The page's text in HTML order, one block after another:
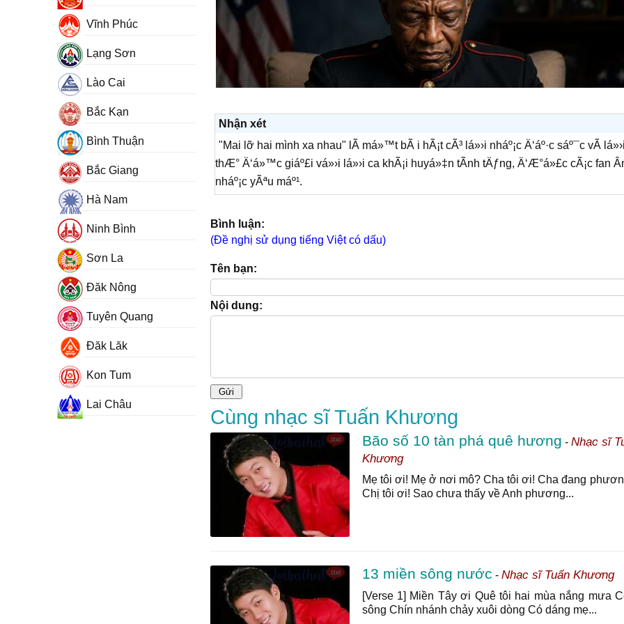
Nhận xét
"Mai lỡ hai mình xa nhau" lÃ má»™t bÃ i hÃ¡t cÃ³ lá»›i nháº¡c Ä‘áº·c sáº¯c vÃ
thÆ° Ä‘á»™c giáº£i vá»›i lá»›i ca khÃ¡i huyá»‡n tÃ­nh tÄƒng, Ä‘Æ°á»£c cÃ¡c fan
nháº¡c yÃªu máº¹.
Bình luận:
(Đề nghị sử dụng tiếng Việt có dấu)
Tên bạn:
Nội dung:
Cùng nhạc sĩ Tuấn Khương
Bão số 10 tàn phá quê hương - Nhạc sĩ
Khương
Mẹ tôi ơi! Mẹ ở nơi mô? Cha tôi ơi! Cha đang
Chị tôi ơi! Sao chưa thấy về Anh phương...
13 miền sông nước - Nhạc sĩ Tuấn Khương
[Verse 1] Miền Tây ơi Quê tôi hai mùa nắng mưa
sông Chín nhánh chảy xuôi dòng Có dáng mẹ...
Vĩnh Phúc
Lạng Sơn
Lào Cai
Bắc Kạn
Bình Thuận
Bắc Giang
Hà Nam
Ninh Bình
Sơn La
Đăk Nông
Tuyên Quang
Đăk Lăk
Kon Tum
Lai Châu